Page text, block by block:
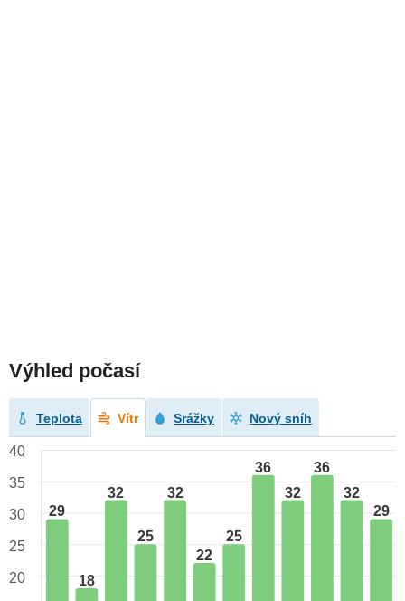
Výhled počasí
Teplota Vítr Srážky Nový sníh
29
18
32
25
32
22
25
36
32
36
32
29
40
35
30
25
20